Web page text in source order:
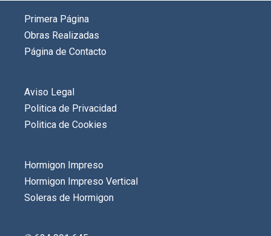
Primera Página
Obras Realizadas
Página de Contacto
Aviso Legal
Politica de Privacidad
Politica de Cookies
Hormigon Impreso
Hormigon Impreso Vertical
Soleras de Hormigon